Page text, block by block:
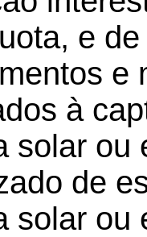
e
e
à
solar ou
de
solar ou